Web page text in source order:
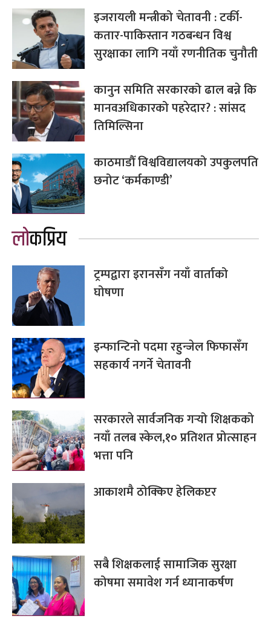
इजरायली मन्त्रीको चेतावनी : टर्की-
कतार-पाकिस्तान गठबन्धन विश्व
सुरक्षाका लागि नयाँ रणनीतिक चुनौती
कानुन समिति सरकारको ढाल बन्ने कि
मानवअधिकारको पहरेदार? : सांसद
तिमिल्सिना
काठमाडौँ विश्वविद्यालयको उपकुलपति
छनोट ‘कर्मकाण्डी’
लोकप्रिय
ट्रम्पद्वारा इरानसँग नयाँ वार्ताको
घोषणा
इन्फान्टिनो पदमा रहुन्जेल फिफासँग
सहकार्य नगर्ने चेतावनी
सरकारले सार्वजनिक गर्‍यो शिक्षकको
नयाँ तलब स्केल,१० प्रतिशत प्रोत्साहन
भत्ता पनि
आकाशमै ठोक्किए हेलिकप्टर
सबै शिक्षकलाई सामाजिक सुरक्षा
कोषमा समावेश गर्न ध्यानाकर्षण